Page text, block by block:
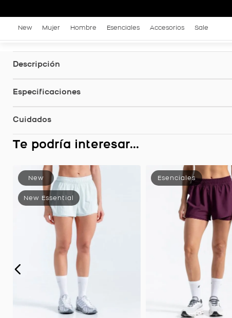
New Mujer Hombre Esenciales Accesorios Sale
Descripción
Especificaciones
Cuidados
Te podría interesar...